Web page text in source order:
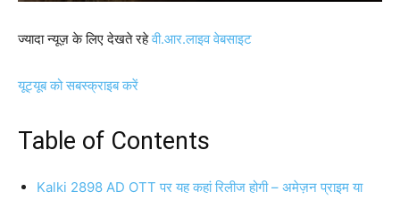
ज्यादा न्यूज़ के लिए देखते रहेवी.आर.लाइव वेबसाइट
यूट्यूब को सबस्क्राइब करें
Table of Contents
Kalki 2898 AD OTT पर यह कहां रिलीज होगी – अमेज़न प्राइम या